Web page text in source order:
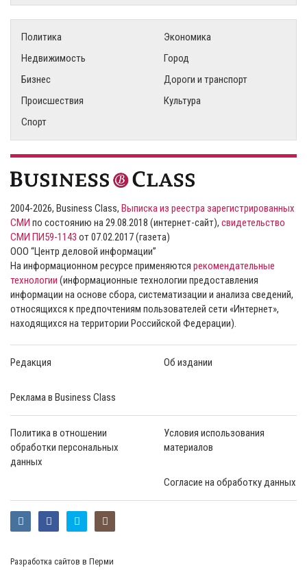
Политика
Экономика
Недвижимость
Город
Бизнес
Дороги и транспорт
Происшествия
Культура
Спорт
2004-2026, Business Class, Выписка из реестра зарегистрированных
СМИ по состоянию на 29.08.2018 (интернет-сайт), свидетельство
СМИ ПИ59-1143 от 07.02.2017 (газета)
ООО “Центр деловой информации”
На информационном ресурсе применяются рекомендательные
технологии (информационные технологии предоставления
информации на основе сбора, систематизации и анализа сведений,
относящихся к предпочтениям пользователей сети «Интернет»,
находящихся на территории Российской Федерации).
Редакция Об издании
Реклама в Business Class
Политика в отношении
обработки персональных
данных
Условия использования
материалов
Согласие на обработку данных
Разработка сайтов в Перми